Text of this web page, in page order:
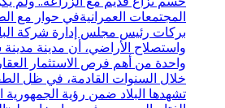
المجتمعات العمرانيةفي حوار مع
بركات رئيس مجلس إدارة شركة
واستصلاح الأراضي، أن مدينة
واحدة من أهم فرص الاستثمار
خلال السنوات القادمة، في ظل
تشهدها البلاد ضمن رؤية الجمهورية